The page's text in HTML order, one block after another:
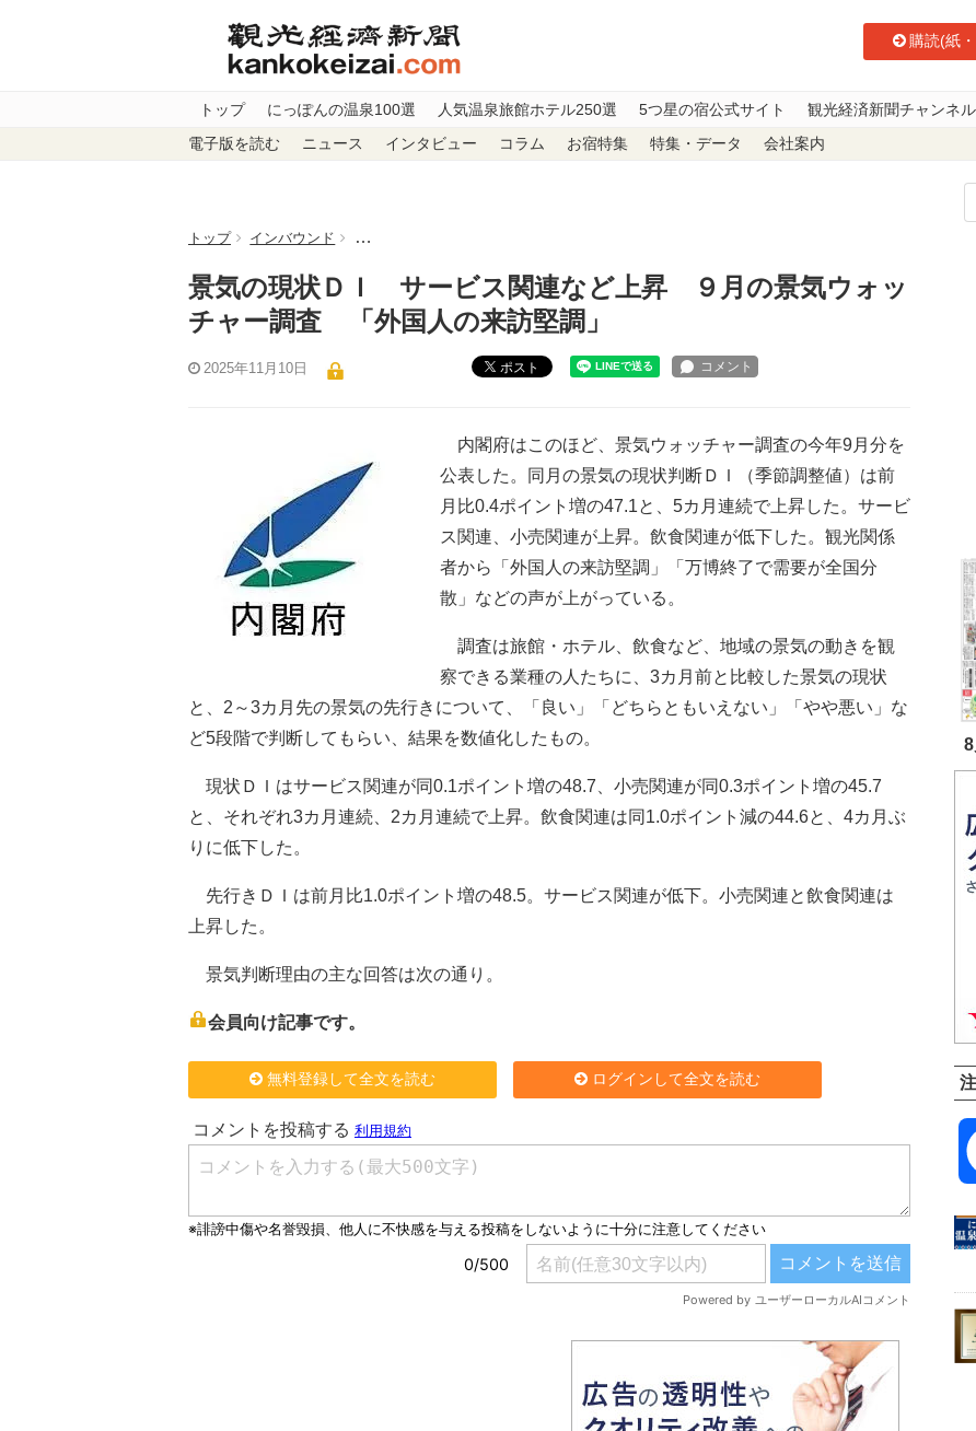
購読(紙
トップ にっぽんの温泉100選 人気温泉旅館ホテル250選 5つ星の宿公式サイト 観光経済新聞チャンネル
電子版を読む ニュース インタビュー コラム お宿特集 特集・データ 会社案内
トップ インバウンド 景気の現状ＤＩ サービス関連など上昇 ９月の景気ウォッチャー調査 「外国人の来訪堅調」
景気の現状ＤＩ サービス関連など上昇 ９月の景気ウォッ
チャー調査 「外国人の来訪堅調」
2025年11月10日 ポスト
内閣府はこのほど、景気ウォッチャー調査の今年9月分を
公表した。同月の景気の現状判断ＤＩ（季節調整値）は前
月比0.4ポイント増の47.1と、5カ月連続で上昇した。サービ
ス関連、小売関連が上昇。飲食関連が低下した。観光関係
者から「外国人の来訪堅調」「万博終了で需要が全国分
散」などの声が上がっている。
調査は旅館・ホテル、飲食など、地域の景気の動きを観
察できる業種の人たちに、3カ月前と比較した景気の現状
と、2～3カ月先の景気の先行きについて、「良い」「どちらともいえない」「やや悪い」な
ど5段階で判断してもらい、結果を数値化したもの。
現状ＤＩはサービス関連が同0.1ポイント増の48.7、小売関連が同0.3ポイント増の45.7
と、それぞれ3カ月連続、2カ月連続で上昇。飲食関連は同1.0ポイント減の44.6と、4カ月ぶ
りに低下した。
先行きＤＩは前月比1.0ポイント増の48.5。サービス関連が低下。小売関連と飲食関連は
上昇した。
景気判断理由の主な回答は次の通り。
会員向け記事です。
無料登録して全文を読む ログインして全文を読む